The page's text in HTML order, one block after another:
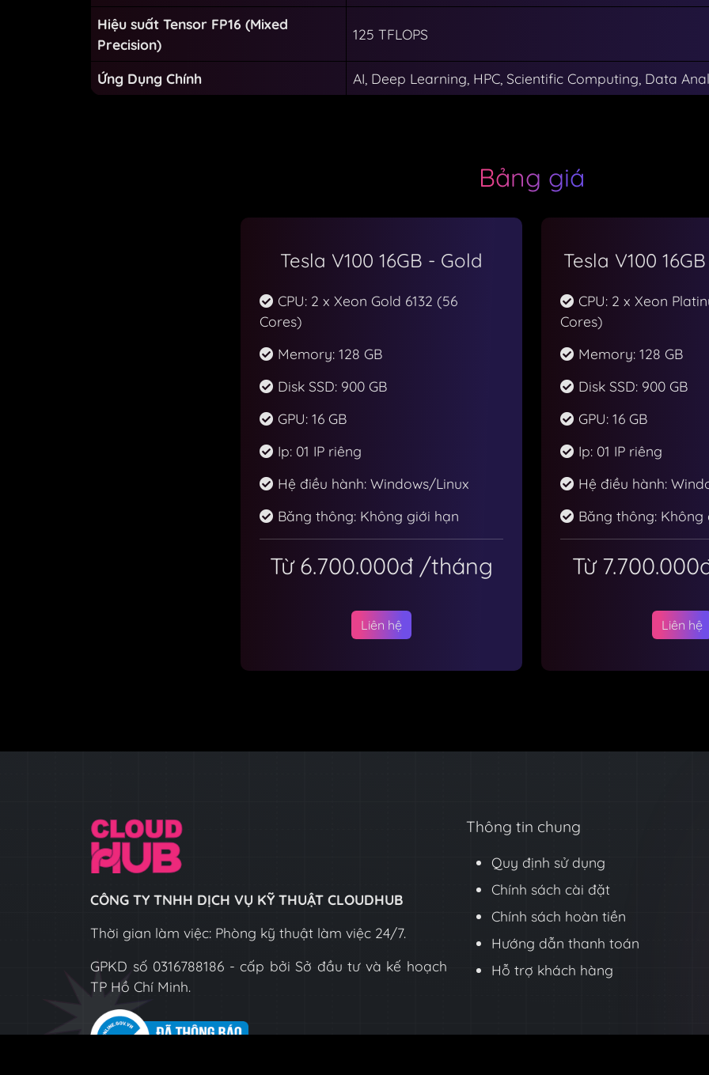
Hiệu suất Tensor FP16 (Mixed
Precision)
125 TFLOPS
Ứng Dụng Chính AI, Deep Learning, HPC, Scientific Computing, Data
Bảng giá
Tesla V100 16GB - Gold
CPU: 2 x Xeon Gold 6132 (56
Cores)
Memory: 128 GB
Disk SSD: 900 GB
GPU: 16 GB
Ip: 01 IP riêng
Hệ điều hành: Windows/Linux
Băng thông: Không giới hạn
Từ 6.700.000đ /tháng
Liên hệ
Tesla V100
CPU: 2 x Xeon
Cores)
Memory: 128 GB
Disk SSD: 900 GB
GPU: 16 GB
Ip: 01 IP riêng
Hệ điều hành:
Băng thông: Không
Từ
Liên hệ
CÔNG TY TNHH DỊCH VỤ KỸ THUẬT CLOUDHUB
Thời gian làm việc: Phòng kỹ thuật làm việc 24/7.
GPKD số 0316788186 - cấp bởi Sở đầu tư và kế hoạch
TP Hồ Chí Minh.
Thông tin chung
Quy định sử dụng
Chính sách cài đặt
Chính sách hoàn tiền
Hướng dẫn thanh toán
Hỗ trợ khách hàng